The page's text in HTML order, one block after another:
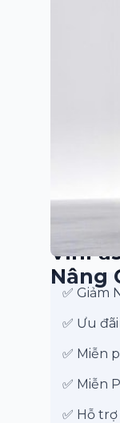
Nâng
✅ Giảm
✅ Ưu
✅ Miễn
✅ Miễn
✅ Hỗ